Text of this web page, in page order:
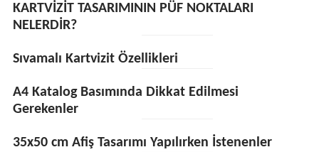
KARTVİZİT TASARIMININ PÜF NOKTALARI
NELERDİR?
Sıvamalı Kartvizit Özellikleri
A4 Katalog Basımında Dikkat Edilmesi
Gerekenler
35x50 cm Afiş Tasarımı Yapılırken İstenenler